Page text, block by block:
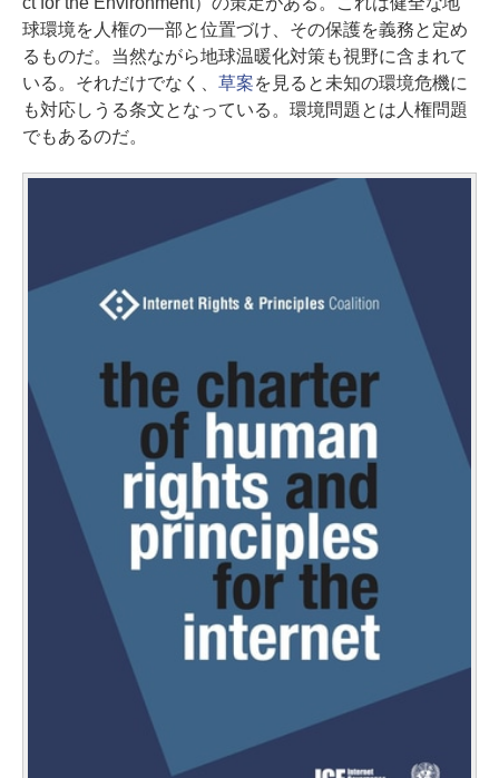
球環境を人権の一部と位置づけ、その保護を義務と定め
るものだ。当然ながら地球温暖化対策も視野に含まれて
いる。それだけでなく、 草案を見ると未知の環境危機に
も対応しうる条文となっている。環境問題とは人権問題
でもあるのだ。